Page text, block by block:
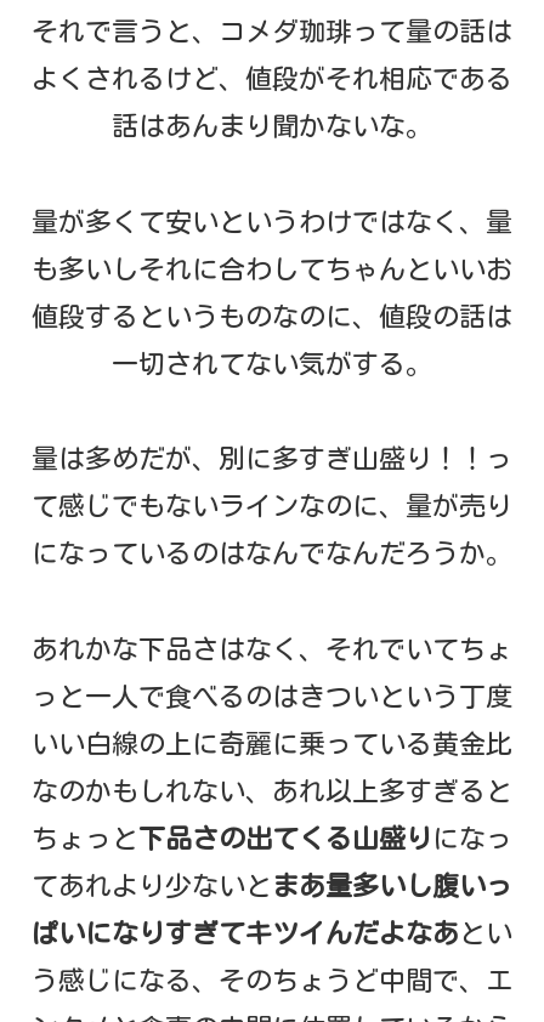
それで言うと、コメダ珈琲って量の話は
よくされるけど、値段がそれ相応である
話はあんまり聞かないな。
量が多くて安いというわけではなく、量
も多いしそれに合わしてちゃんといいお
値段するというものなのに、値段の話は
一切されてない気がする。
量は多めだが、別に多すぎ山盛り！！っ
て感じでもないラインなのに、量が売り
になっているのはなんでなんだろうか。
あれかな下品さはなく、それでいてちょ
っと一人で食べるのはきついという丁度
いい白線の上に奇麗に乗っている黄金比
なのかもしれない、あれ以上多すぎると
ちょっと下品さの出てくる山盛り になっ
てあれより少ないと まあ量多いし腹いっ
ぱいになりすぎてキツイんだよなあ とい
う感じになる、そのちょうど中間で、エ